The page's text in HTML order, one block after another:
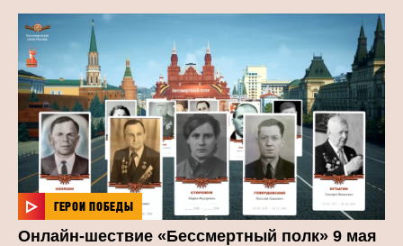
ГЕРОИ ПОБЕДЫ
Онлайн-шествие «Бессмертный полк» 9 мая